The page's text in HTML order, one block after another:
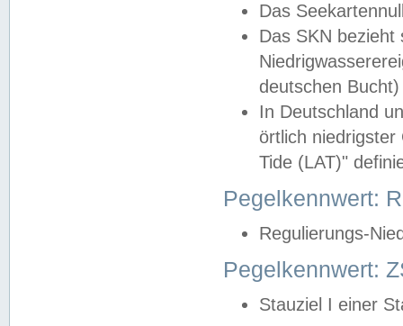
Das
Das SKN
deutschen
In Deutschland
örtlich
Tide (LAT)"
Pegelkennwert:
Regulierungs-
Pegelkennwert:
Stauziel I einer